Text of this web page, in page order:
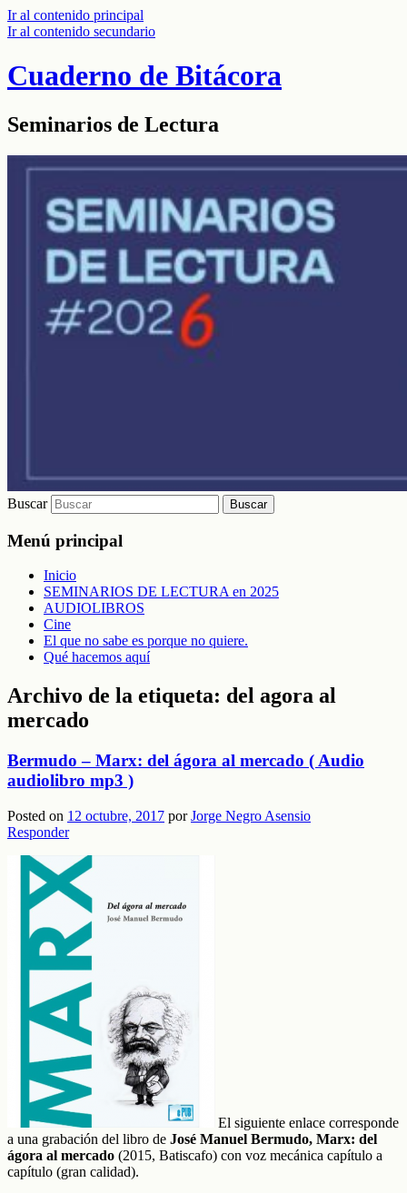
Ir al contenido principal
Ir al contenido secundario
Cuaderno de Bitácora
Seminarios de Lectura
Buscar
Menú principal
Inicio
SEMINARIOS DE LECTURA en 2025
AUDIOLIBROS
Cine
El que no sabe es porque no quiere.
Qué hacemos aquí
Archivo de la etiqueta: del agora al
mercado
Bermudo – Marx: del ágora al mercado ( Audio
audiolibro mp3 )
Posted on 12 octubre, 2017 porJorge Negro Asensio
Responder
El siguiente enlace corresponde
a una grabación del libro de José Manuel Bermudo, Marx: del
ágora al mercado (2015, Batiscafo) con voz mecánica capítulo a
capítulo (gran calidad).